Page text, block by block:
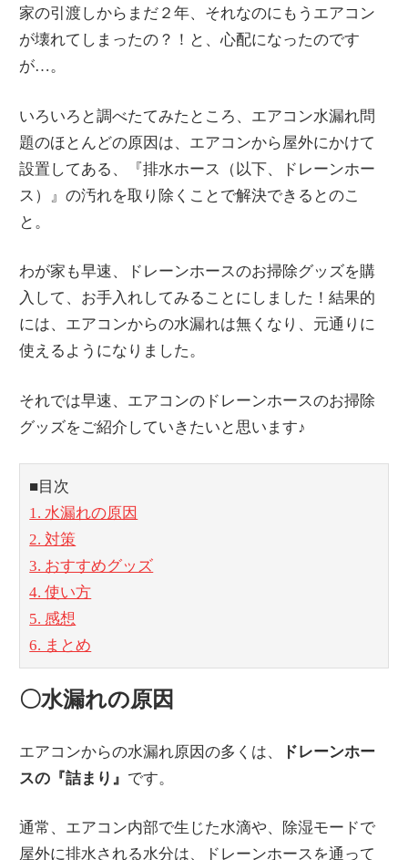
家の引渡しからまだ２年、それなのにもうエアコン
が壊れてしまったの？！と、心配になったのです
が…。
いろいろと調べたてみたところ、エアコン水漏れ問
題のほとんどの原因は、エアコンから屋外にかけて
設置してある、『排水ホース（以下、ドレーンホー
ス）』の汚れを取り除くことで解決できるとのこ
と。
わが家も早速、ドレーンホースのお掃除グッズを購
入して、お手入れしてみることにしました！結果的
には、エアコンからの水漏れは無くなり、元通りに
使えるようになりました。
それでは早速、エアコンのドレーンホースのお掃除
グッズをご紹介していきたいと思います♪
■目次
1. 水漏れの原因
2. 対策
3. おすすめグッズ
4. 使い方
5. 感想
6. まとめ
〇水漏れの原因
エアコンからの水漏れ原因の多くは、
ドレーンホー
スの『詰まり』 です。
通常、エアコン内部で生じた水滴や、除湿モードで
屋外に排水される水分は、ドレーンホースを通って